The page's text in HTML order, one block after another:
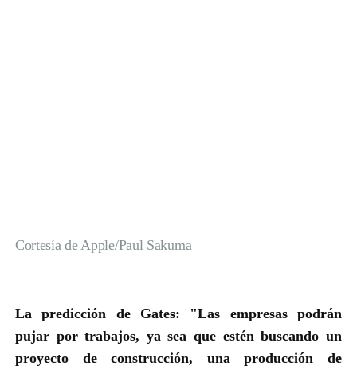
Cortesía de Apple/Paul Sakuma
La predicción de Gates: "Las empresas podrán
pujar por trabajos, ya sea que estén buscando un
proyecto de construcción, una producción de